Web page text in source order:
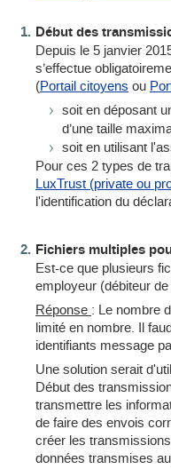
Début des
Depuis le 5 janvier
s’effectue
(Portail citoyens ou
soit en déposant
d’une taille
soit en utilisant
Pour ces 2 types de
LuxTrust (private ou
l'identification du
Fichiers multiples
Est-ce que plusieurs
employeur (débiteur
Réponse : Le nombre
limité en nombre. Il
identifiants message
Une solution serait
Début des
transmettre les
de faire des envois
créer les
données transmises